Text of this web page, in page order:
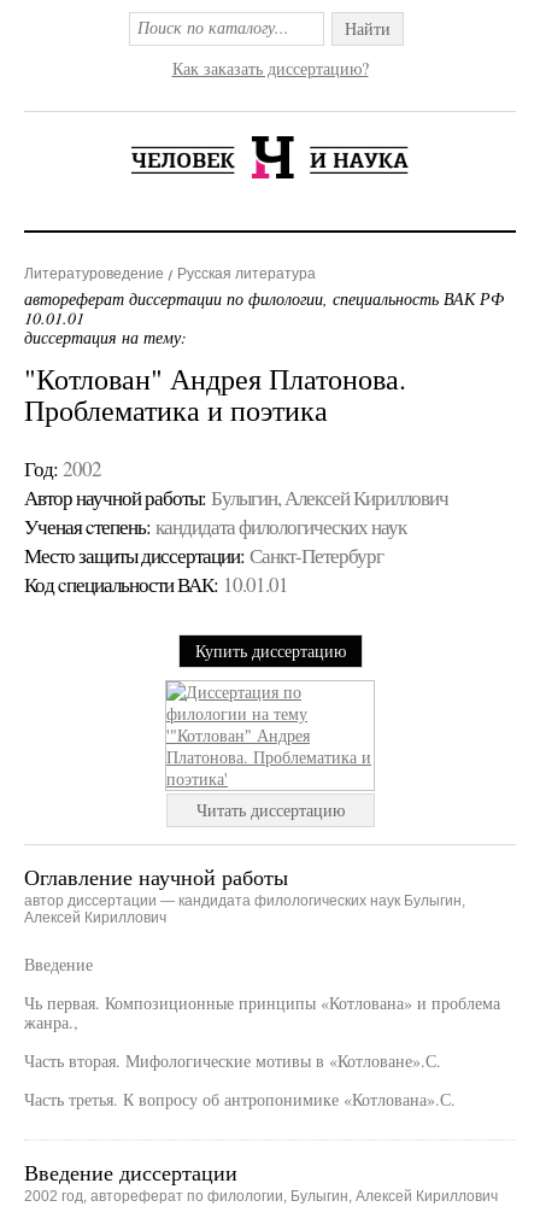
Найти
Как заказать диссертацию?
Литературоведение Русская литература
автореферат диссертации по филологии, специальность ВАК РФ
10.01.01
диссертация на тему:
"Котлован" Андрея Платонова.
Проблематика и поэтика
Год: 2002
Автор научной работы: Булыгин, Алексей Кириллович
Ученая cтепень: кандидата филологических наук
Место защиты диссертации: Санкт-Петербург
Код cпециальности ВАК: 10.01.01
Купить диссертацию
Читать диссертацию
Оглавление научной работы
автор диссертации — кандидата филологических наук Булыгин,
Алексей Кириллович
Введение
Чь первая. Композиционные принципы «Котлована» и проблема
жанра.,
Часть вторая. Мифологические мотивы в «Котловане».С.
Часть третья. К вопросу об антропонимике «Котлована».С.
Введение диссертации
2002 год, автореферат по филологии, Булыгин, Алексей Кириллович